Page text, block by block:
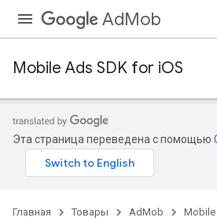
AdMob
Mobile Ads SDK for iOS
Эта страница переведена с помощью
Главная Товары AdMob Mobile